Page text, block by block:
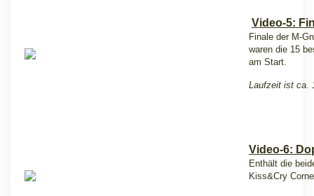
Video-5:
Finale der M-
waren die 15
am Start.
Laufzeit ist ca.
Video-6:
Enthält die
Kiss&Cry